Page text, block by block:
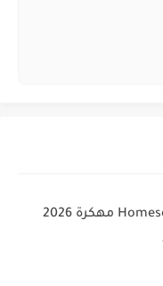
تحميل لعبة Homescapes مهكرة 2026